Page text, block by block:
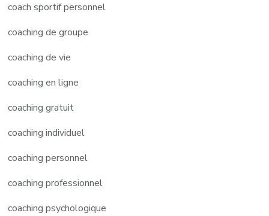
coach sportif personnel
coaching de groupe
coaching de vie
coaching en ligne
coaching gratuit
coaching individuel
coaching personnel
coaching professionnel
coaching psychologique